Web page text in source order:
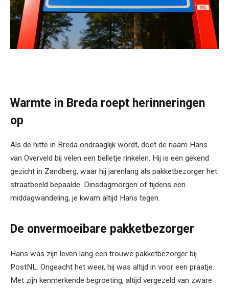
Warmte in Breda roept herinneringen
op
Als de hitte in Breda ondraaglijk wordt, doet de naam Hans
van Overveld bij velen een belletje rinkelen. Hij is een gekend
gezicht in Zandberg, waar hij jarenlang als pakketbezorger het
straatbeeld bepaalde. Dinsdagmorgen of tijdens een
middagwandeling, je kwam altijd Hans tegen.
De onvermoeibare pakketbezorger
Hans was zijn leven lang een trouwe pakketbezorger bij
PostNL. Ongeacht het weer, hij was altijd in voor een praatje.
Met zijn kenmerkende begroeting, altijd vergezeld van zware